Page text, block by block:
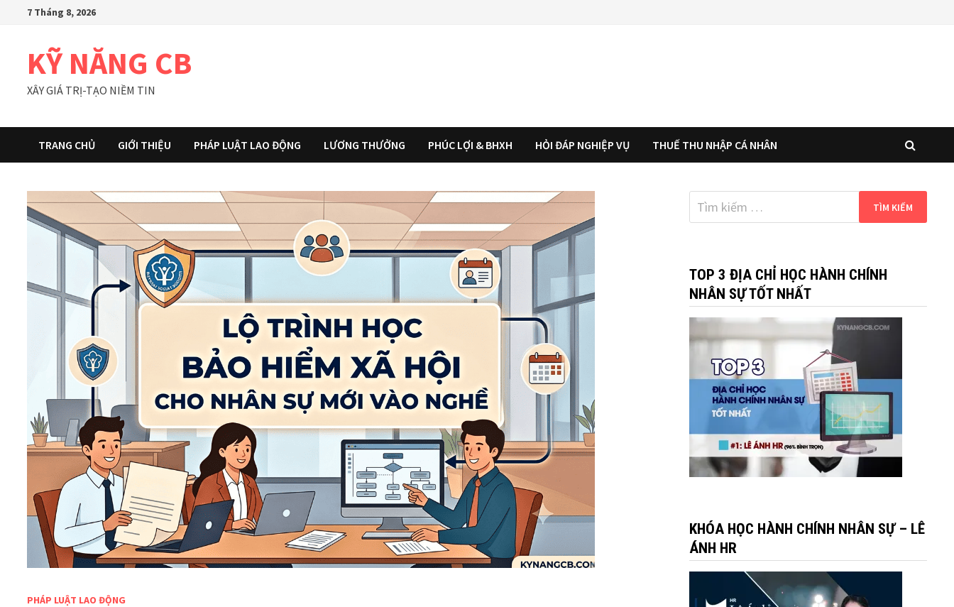
7 Tháng 8, 2026
KỸ NĂNG CB
XÂY GIÁ TRỊ-TẠO NIỀM TIN
TRANG CHỦ GIỚI THIỆU PHÁP LUẬT LAO ĐỘNG LƯƠNG THƯỞNG PHÚC LỢI & BHXH HỎI ĐÁP NGHIỆP VỤ THUẾ THU NHẬP CÁ NHÂN
PHÁP LUẬT LAO ĐỘNG
Tìm
kiếm
TOP 3 ĐỊA CHỈ HỌC HÀNH CHÍNH
NHÂN SỰ TỐT NHẤT
KHÓA HỌC HÀNH CHÍNH NHÂN SỰ – LÊ
ÁNH HR